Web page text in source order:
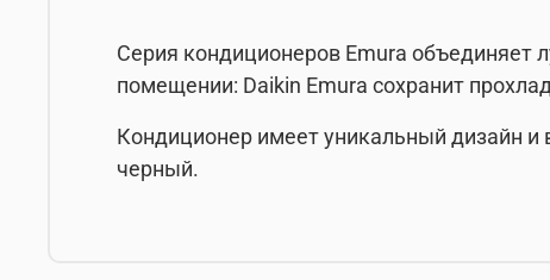
Серия кондиционеров Emura объединяет
помещении: Daikin Emura сохранит
Кондиционер имеет уникальный дизайн
черный.